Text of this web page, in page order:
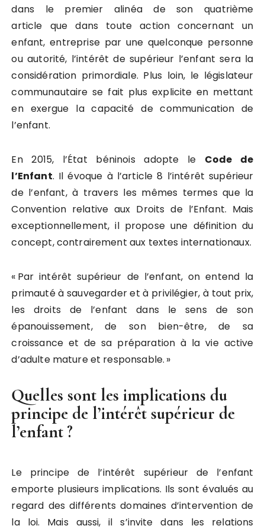
dans le premier alinéa de son quatrième
article que dans toute action concernant un
enfant, entreprise par une quelconque personne
ou autorité, l’intérêt de supérieur l’enfant sera la
considération primordiale. Plus loin, le législateur
communautaire se fait plus explicite en mettant
en exergue la capacité de communication de
l’enfant.
En 2015, l’État béninois adopte le Code de
l’Enfant. Il évoque à l’article 8 l’intérêt supérieur
de l’enfant, à travers les mêmes termes que la
Convention relative aux Droits de l’Enfant. Mais
exceptionnellement, il propose une définition du
concept, contrairement aux textes internationaux.
« Par intérêt supérieur de l’enfant, on entend la
primauté à sauvegarder et à privilégier, à tout prix,
les droits de l’enfant dans le sens de son
épanouissement, de son bien-être, de sa
croissance et de sa préparation à la vie active
d’adulte mature et responsable. »
Quelles sont les implications du
principe de l’intérêt supérieur de
l’enfant ?
Le principe de l’intérêt supérieur de l’enfant
emporte plusieurs implications. Ils sont évalués au
regard des différents domaines d’intervention de
la loi. Mais aussi, il s’invite dans les relations